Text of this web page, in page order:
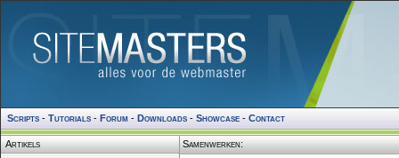
Scripts - Tutorials - Forum - Downloads - Showcase - Contact
Artikels
Samenwerken: